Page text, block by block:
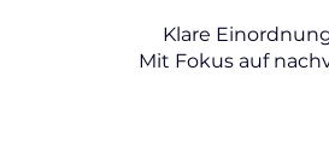
Klare
Mit Fokus auf